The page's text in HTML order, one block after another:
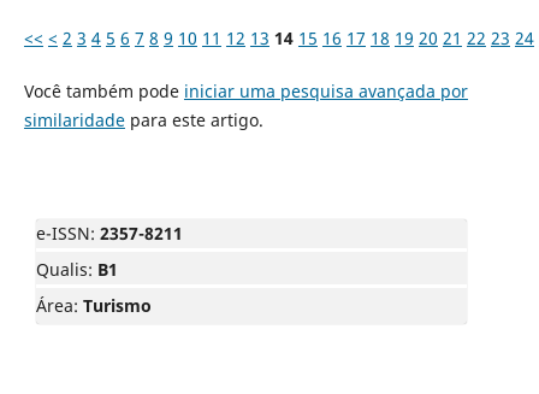
<< < 2 3 4 5 6 7 8 9 10 11 12 13 14 15 16 17 18 19 20 21 22 23 24
Você também pode iniciar uma pesquisa avançada por
similaridadepara este artigo.
e-ISSN: 2357-8211
Qualis: B1
Área: Turismo